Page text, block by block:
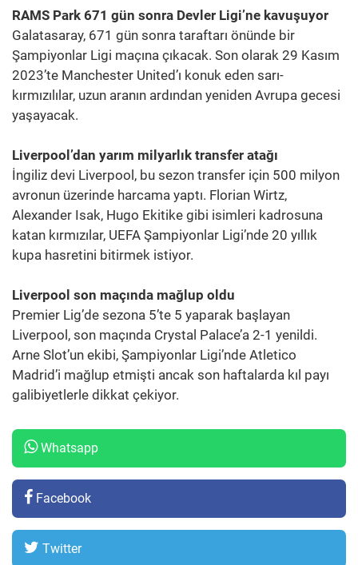
RAMS Park 671 gün sonra Devler Ligi’ne kavuşuyor
Galatasaray, 671 gün sonra taraftarı önünde bir
Şampiyonlar Ligi maçına çıkacak. Son olarak 29 Kasım
2023’te Manchester United’ı konuk eden sarı-
kırmızılılar, uzun aranın ardından yeniden Avrupa gecesi
yaşayacak.
Liverpool’dan yarım milyarlık transfer atağı
İngiliz devi Liverpool, bu sezon transfer için 500 milyon
avronun üzerinde harcama yaptı. Florian Wirtz,
Alexander Isak, Hugo Ekitike gibi isimleri kadrosuna
katan kırmızılar, UEFA Şampiyonlar Ligi’nde 20 yıllık
kupa hasretini bitirmek istiyor.
Liverpool son maçında mağlup oldu
Premier Lig’de sezona 5’te 5 yaparak başlayan
Liverpool, son maçında Crystal Palace’a 2-1 yenildi.
Arne Slot’un ekibi, Şampiyonlar Ligi’nde Atletico
Madrid’i mağlup etmişti ancak son haftalarda kıl payı
galibiyetlerle dikkat çekiyor.
Whatsapp
Facebook
Twitter